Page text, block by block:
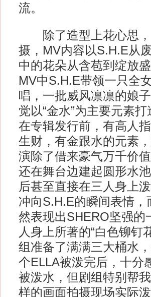
流。
除了造型上花心思，
摄，MV内容以S.H.E从
中的花朵从含苞到绽放
MV中S.H.E带领一只全
唱，一批威风凛凛的娘
觉以“金水”为主要元素
在专辑发行前，有高人
生财，有金跟水的元素
演除了借来豪气万千价
还在舞台边建起圆形水
后甚至直接在三人身上
冲向S.H.E的瞬间表情
然表现出SHERO坚强的
人身上所著的“白色铆钉
组准备了满满三大桶水
个ELLA被泼完后，十分
被泼水，但剧组特别帮
样的画面拍摄现场实际